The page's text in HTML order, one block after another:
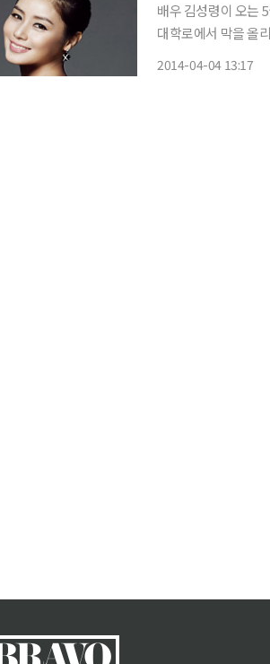
배우 김성령이 오는 5월 연극 무대에 오른
대학로에서 막을 올
2014-04-04 13:17